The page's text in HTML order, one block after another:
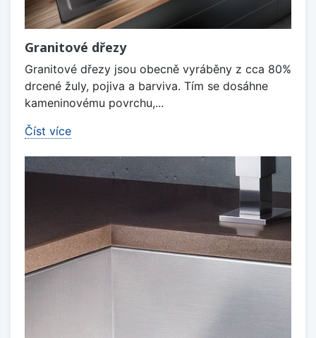
Granitové dřezy
Granitové dřezy jsou obecně vyráběny z cca 80%
drcené žuly, pojiva a barviva. Tím se dosáhne
kameninovému povrchu,...
Číst více